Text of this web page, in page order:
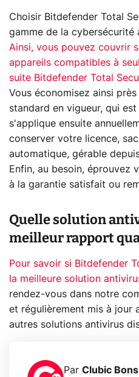
Choisir Bitdefender Total
gamme de la cybersécurité
Ainsi, vous pouvez couvrir
appareils compatibles à
suite Bitdefender Total
Vous économisez ainsi
standard en vigueur, qui
s'applique ensuite
conserver votre licence,
automatique, gérable
Enfin, au besoin, éprouvez
à la garantie satisfait ou
Quelle solution
meilleur rapport
Pour savoir si Bitdefender
la meilleure solution
rendez-vous dans notre
et régulièrement mis à jour
autres solutions antivirus
Par Clubic